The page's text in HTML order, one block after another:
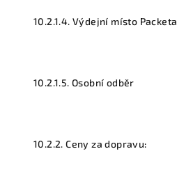
10.2.1.4. Výdejní místo Packeta
10.2.1.5. Osobní odběr
10.2.2. Ceny za dopravu: